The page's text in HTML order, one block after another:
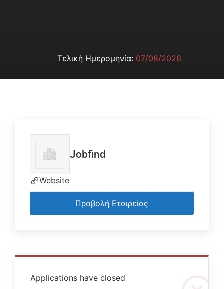
Τελική Ημερομηνία: 07/08/2026
Applications have closed
Jobfind
Website
Προβολή Εταιρείας